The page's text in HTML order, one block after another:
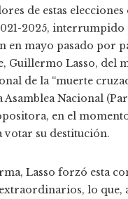
de estas
2025, interrumpido
en mayo pasado por
Guillermo Lasso, del
de la “muerte
Nacional
en el momento
votar su destitución.
Lasso forzó esta
lo que,